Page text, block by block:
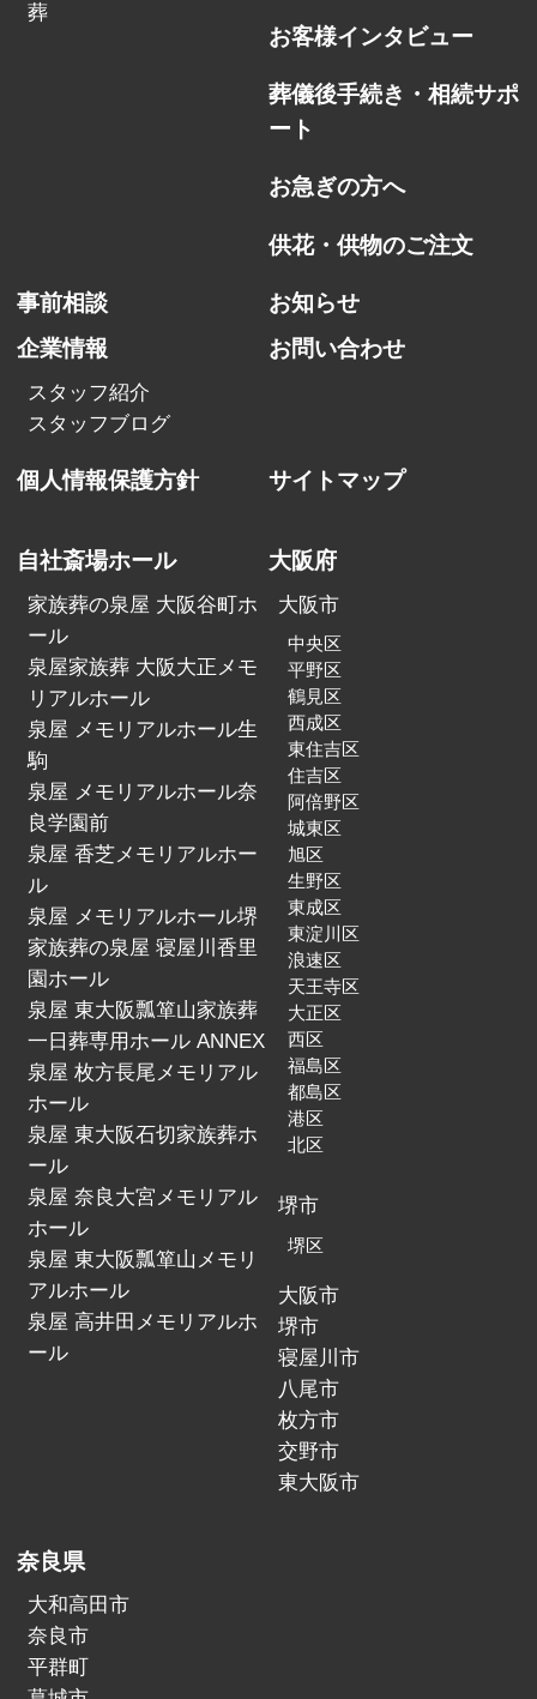
葬
お客様インタビュー
葬儀後手続き・相続サポ
ート
お急ぎの方へ
供花・供物のご注文
事前相談
お知らせ
企業情報
スタッフ紹介
スタッフブログ
お問い合わせ
個人情報保護方針 サイトマップ
自社斎場ホール
家族葬の泉屋 大阪谷町ホ
ール
泉屋家族葬 大阪大正メモ
リアルホール
泉屋 メモリアルホール生
駒
泉屋 メモリアルホール奈
良学園前
泉屋 香芝メモリアルホー
ル
泉屋 メモリアルホール堺
家族葬の泉屋 寝屋川香里
園ホール
泉屋 東大阪瓢箪山家族葬
一日葬専用ホール ANNEX
泉屋 枚方長尾メモリアル
ホール
泉屋 東大阪石切家族葬ホ
ール
泉屋 奈良大宮メモリアル
ホール
泉屋 東大阪瓢箪山メモリ
アルホール
泉屋 高井田メモリアルホ
ール
大阪府
大阪市
中央区
平野区
鶴見区
西成区
東住吉区
住吉区
阿倍野区
城東区
旭区
生野区
東成区
東淀川区
浪速区
天王寺区
大正区
西区
福島区
都島区
港区
北区
堺市
堺区
大阪市
堺市
寝屋川市
八尾市
枚方市
交野市
東大阪市
奈良県
大和高田市
奈良市
平群町